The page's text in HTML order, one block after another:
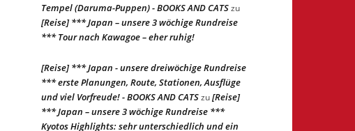
Tempel (Daruma-Puppen) - BOOKS AND CATSzu
[Reise] *** Japan – unsere 3 wöchige Rundreise
*** Tour nach Kawagoe – eher ruhig!
[Reise] *** Japan - unsere dreiwöchige Rundreise
*** erste Planungen, Route, Stationen, Ausflüge
und viel Vorfreude! - BOOKS AND CATSzu[Reise]
*** Japan – unsere 3 wöchige Rundreise ***
Kyotos Highlights: sehr unterschiedlich und ein